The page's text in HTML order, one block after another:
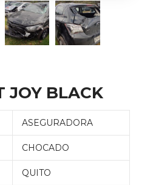
JOY BLACK
ASEGURADORA
CHOCADO
QUITO